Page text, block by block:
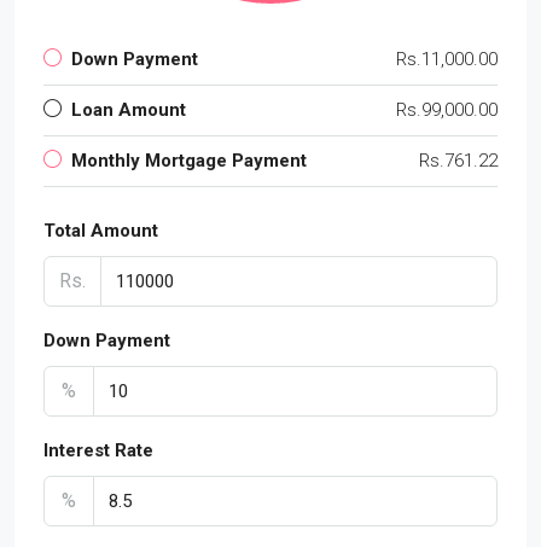
Down Payment Rs.11,000.00
Loan Amount Rs.99,000.00
Monthly Mortgage Payment Rs.761.22
Total Amount
Rs.
Down Payment
%
Interest Rate
%